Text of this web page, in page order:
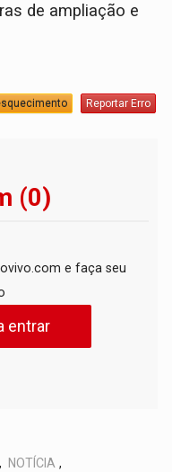
de ampliação e
Reportar Erro
(0)
e faça seu
entrar
, NOTÍCIA ,